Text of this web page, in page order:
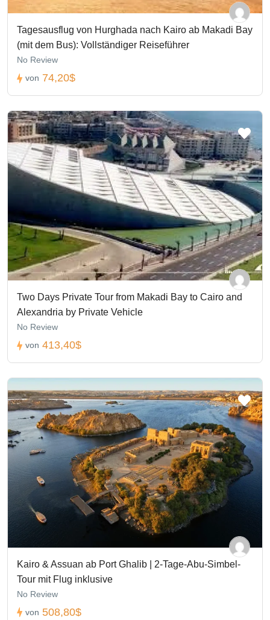
Tagesausflug von Hurghada nach Kairo ab Makadi Bay
(mit dem Bus): Vollständiger Reiseführer
No Review
von 74,20$
Two Days Private Tour from Makadi Bay to Cairo and
Alexandria by Private Vehicle
No Review
von 413,40$
Kairo & Assuan ab Port Ghalib | 2-Tage-Abu-Simbel-
Tour mit Flug inklusive
No Review
von 508,80$